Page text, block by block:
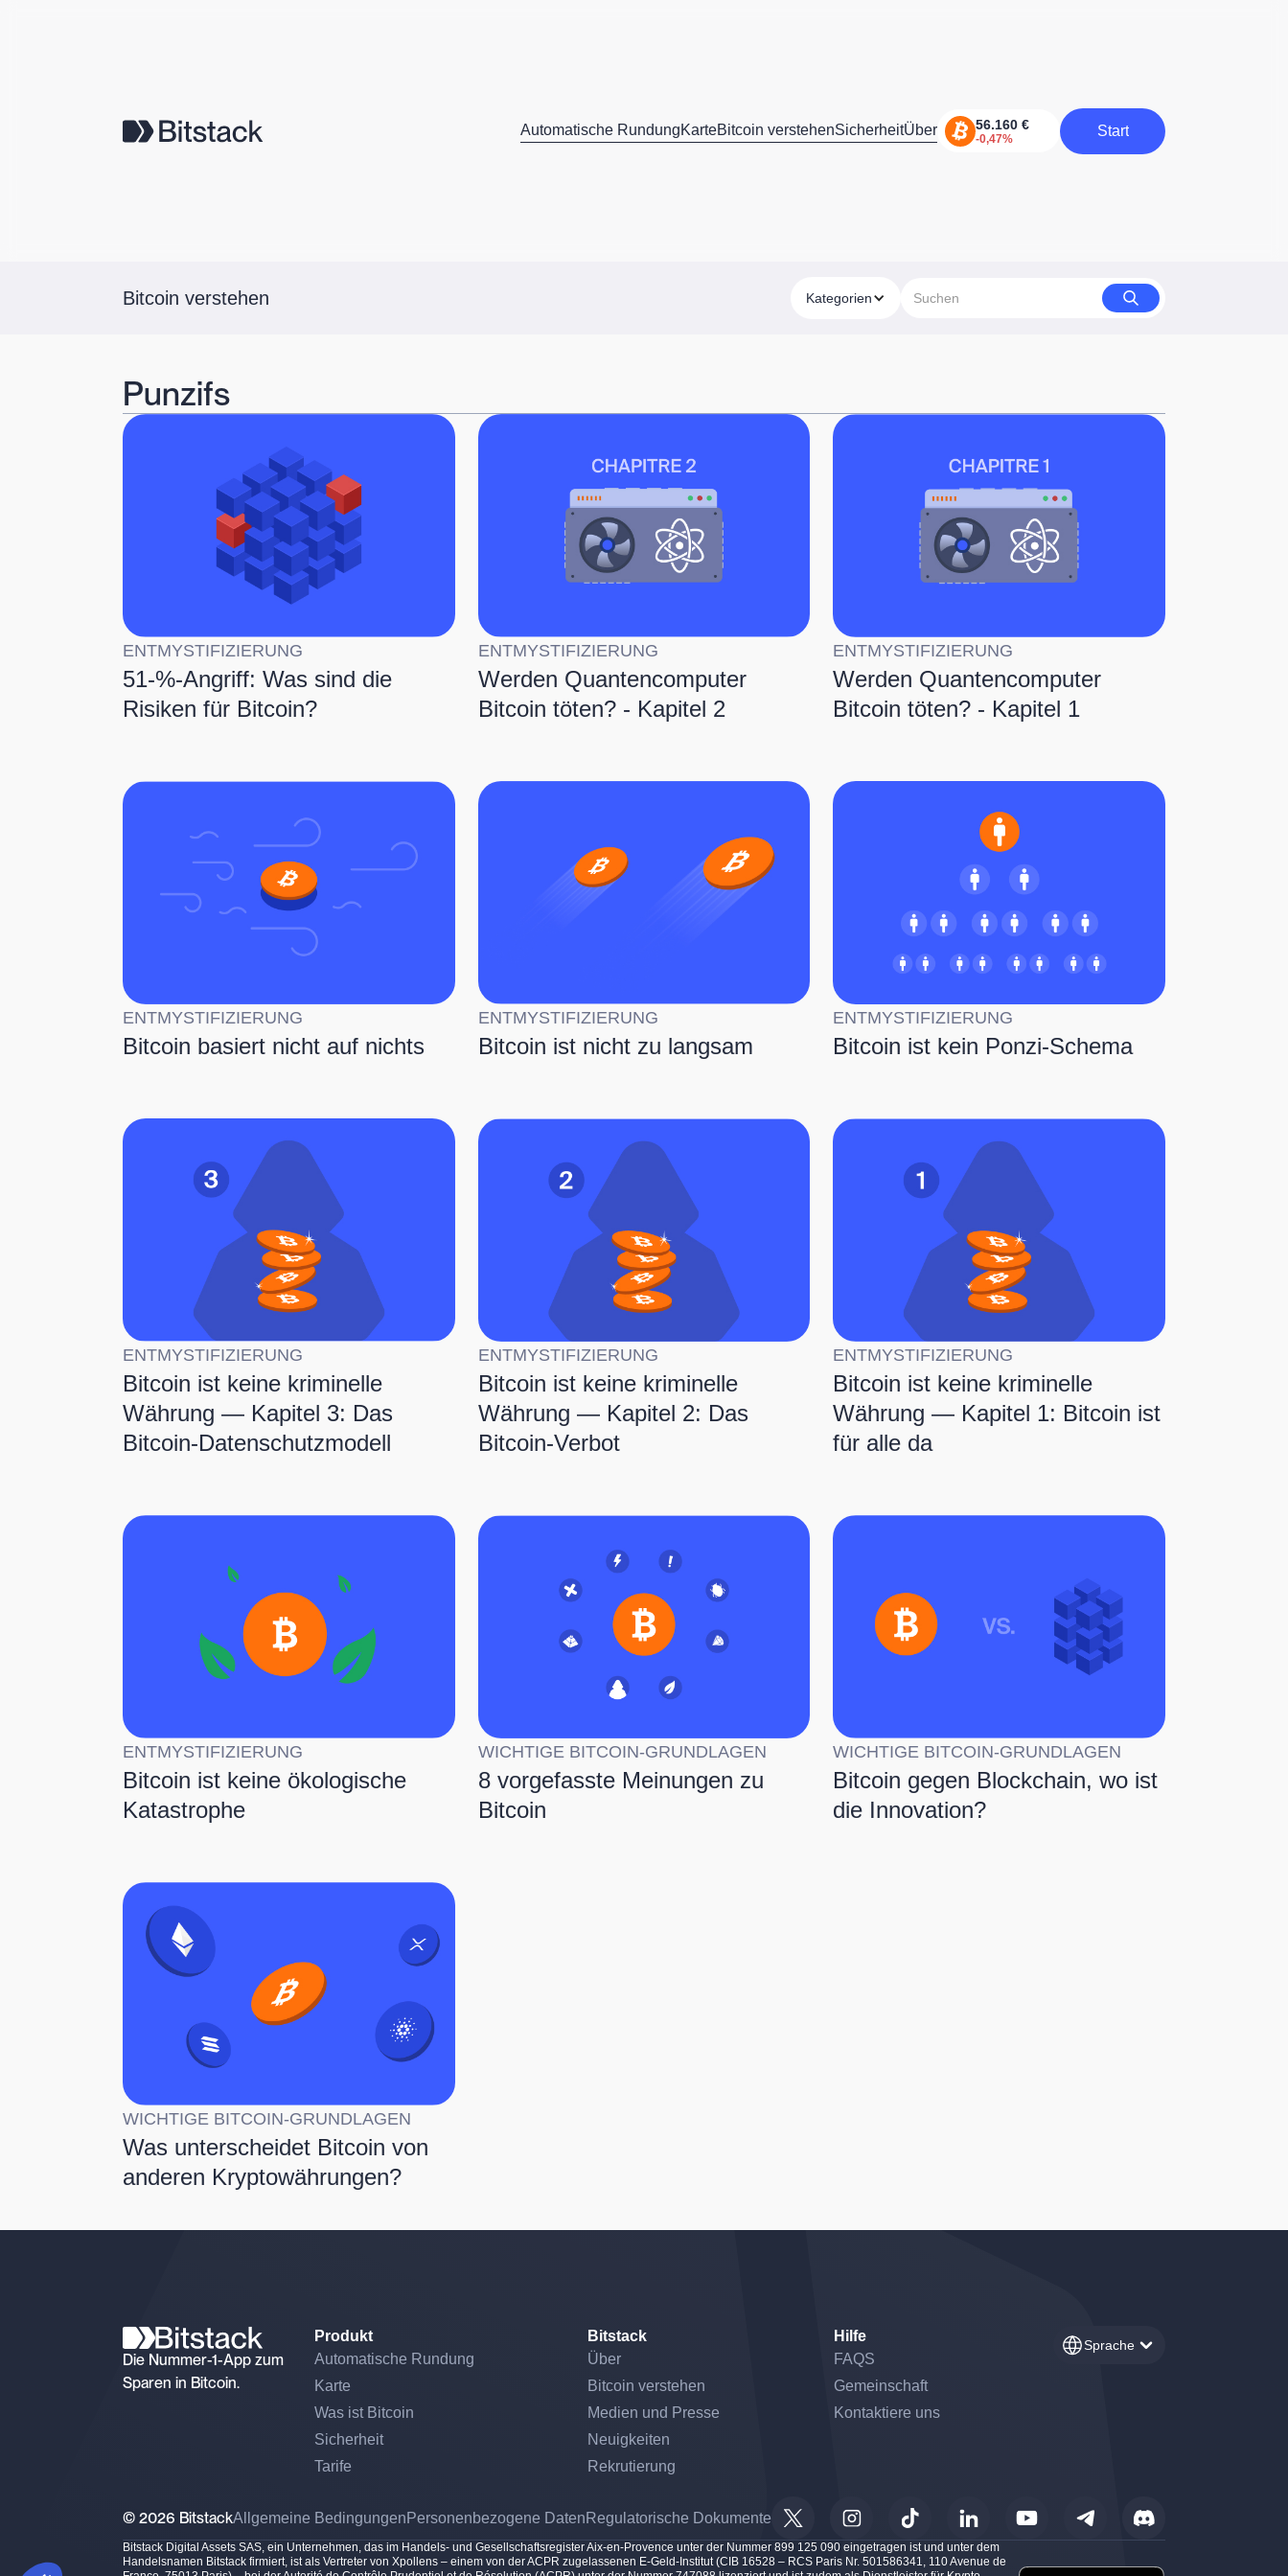
AXEPTIO CONSENT
Einwilligungsmanagementplattform: Passen Sie Ihre Optionen an
Automatische RundungKarteBitcoin verstehenSicherheitÜber
Start
Start
Bitcoin verstehen Kategorien
Punzifs
ENTMYSTIFIZIERUNG
51-%-Angriff: Was sind die
Risiken für Bitcoin?
ENTMYSTIFIZIERUNG
Werden Quantencomputer
Bitcoin töten? - Kapitel 2
ENTMYSTIFIZIERUNG
Werden Quantencomputer
Bitcoin töten? - Kapitel 1
ENTMYSTIFIZIERUNG
Bitcoin basiert nicht auf nichts
ENTMYSTIFIZIERUNG
Bitcoin ist nicht zu langsam
ENTMYSTIFIZIERUNG
Bitcoin ist kein Ponzi-Schema
ENTMYSTIFIZIERUNG
Bitcoin ist keine kriminelle
Währung — Kapitel 3: Das
Bitcoin-Datenschutzmodell
ENTMYSTIFIZIERUNG
Bitcoin ist keine kriminelle
Währung — Kapitel 2: Das
Bitcoin-Verbot
ENTMYSTIFIZIERUNG
Bitcoin ist keine kriminelle
Währung — Kapitel 1: Bitcoin ist
für alle da
ENTMYSTIFIZIERUNG
Bitcoin ist keine ökologische
Katastrophe
WICHTIGE BITCOIN-GRUNDLAGEN
8 vorgefasste Meinungen zu
Bitcoin
WICHTIGE BITCOIN-GRUNDLAGEN
Bitcoin gegen Blockchain, wo ist
die Innovation?
WICHTIGE BITCOIN-GRUNDLAGEN
Was unterscheidet Bitcoin von
anderen Kryptowährungen?
Die Nummer-1-App zum
Sparen in Bitcoin.
Produkt
Automatische Rundung
Karte
Was ist Bitcoin
Sicherheit
Tarife
Bitstack
Über
Bitcoin verstehen
Medien und Presse
Neuigkeiten
Rekrutierung
Hilfe
FAQS
Gemeinschaft
Kontaktiere uns
Sprache
© 2026 BitstackAllgemeine BedingungenPersonenbezogene DatenRegulatorische Dokumente
Bitstack Digital Assets SAS, ein Unternehmen, das im Handels- und Gesellschaftsregister Aix-en-Provence unter der Nummer 899 125 090 eingetragen ist und unter dem
Handelsnamen Bitstack firmiert, ist als Vertreter von Xpollens – einem von der ACPR zugelassenen E-Geld-Institut (CIB 16528 – RCS Paris Nr. 501586341, 110 Avenue de